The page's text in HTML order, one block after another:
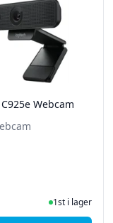
Webcam
I Lager1st i lager